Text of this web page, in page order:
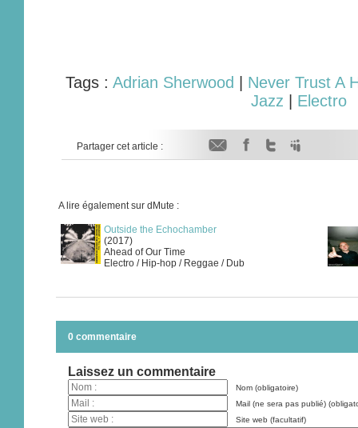
Tags : Adrian Sherwood
Never Trust A
Jazz
Electro
Partager cet article :
A lire également sur dMute :
Outside the Echochamber
(2017)
Ahead of Our Time
Electro / Hip-hop / Reggae / Dub
0 commentaire
Laissez un commentaire
Nom (obligatoire)
Mail (ne sera pas publié)
Site web (facultatif)